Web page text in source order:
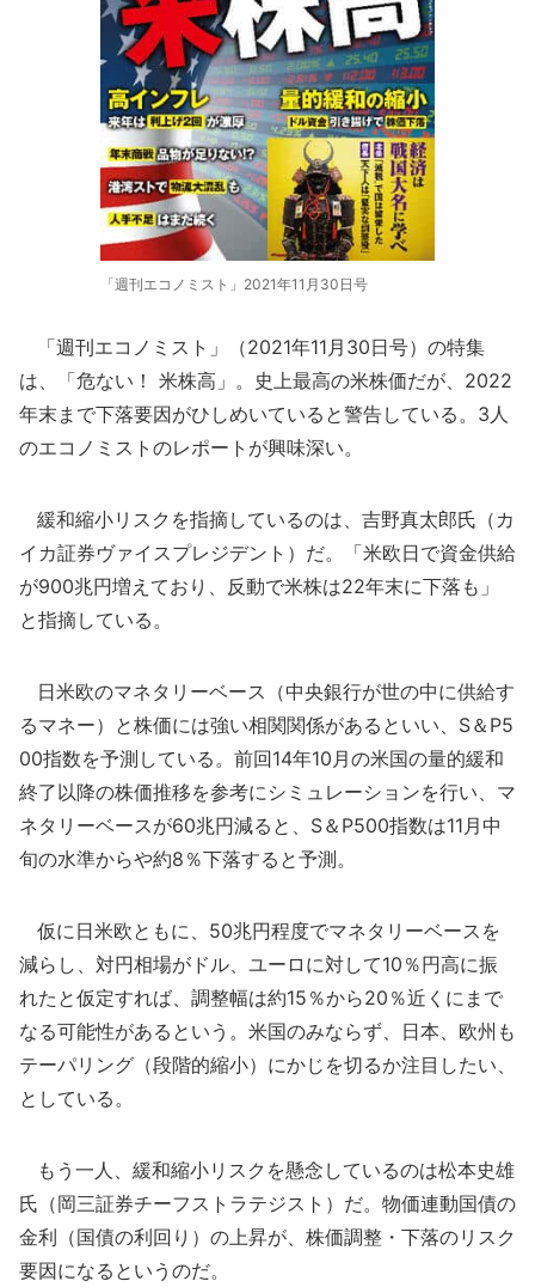
「週刊エコノミスト」2021年11月30日号
「週刊エコノミスト」（2021年11月30日号）の特集
は、「危ない！ 米株高」。史上最高の米株価だが、2022
年末まで下落要因がひしめいていると警告している。3人
のエコノミストのレポートが興味深い。
緩和縮小リスクを指摘しているのは、吉野真太郎氏（カ
イカ証券ヴァイスプレジデント）だ。「米欧日で資金供給
が900兆円増えており、反動で米株は22年末に下落も」
と指摘している。
日米欧のマネタリーベース（中央銀行が世の中に供給す
るマネー）と株価には強い相関関係があるといい、S＆P5
00指数を予測している。前回14年10月の米国の量的緩和
終了以降の株価推移を参考にシミュレーションを行い、マ
ネタリーベースが60兆円減ると、S＆P500指数は11月中
旬の水準からや約8％下落すると予測。
仮に日米欧ともに、50兆円程度でマネタリーベースを
減らし、対円相場がドル、ユーロに対して10％円高に振
れたと仮定すれば、調整幅は約15％から20％近くにまで
なる可能性があるという。米国のみならず、日本、欧州も
テーパリング（段階的縮小）にかじを切るか注目したい、
としている。
もう一人、緩和縮小リスクを懸念しているのは松本史雄
氏（岡三証券チーフストラテジスト）だ。物価連動国債の
金利（国債の利回り）の上昇が、株価調整・下落のリスク
要因になるというのだ。